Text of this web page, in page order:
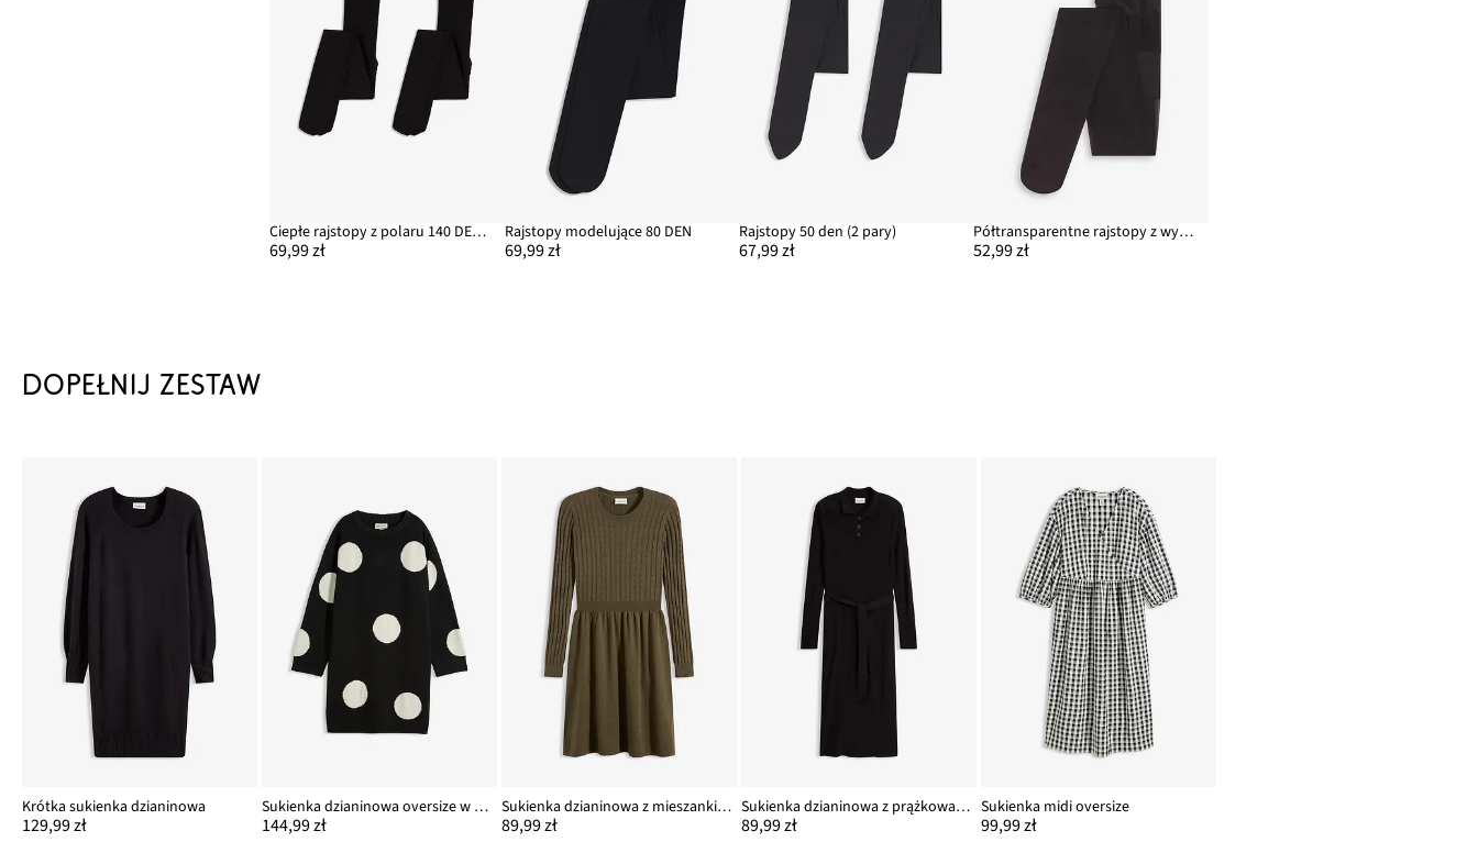
Ciepłe rajstopy z polaru 140 DEN (2 pary)
69,99 zł
Rajstopy modelujące 80 DEN
69,99 zł
Rajstopy 50 den (2 pary)
67,99 zł
Półtransparentne rajstopy z wygodną talią i lekkim uciskiem, 30 DEN
52,99 zł
DOPEŁNIJ ZESTAW
Krótka sukienka dzianinowa
129,99 zł
Sukienka dzianinowa oversize w kropki
144,99 zł
Sukienka dzianinowa z mieszanki wiskozy
89,99 zł
Sukienka dzianinowa z prążkowanej mieszanki wiskozy
89,99 zł
Sukienka midi oversize
99,99 zł